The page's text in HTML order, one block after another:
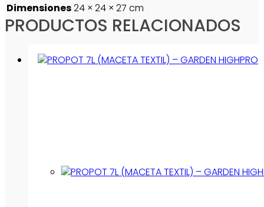
Dimensiones24 × 24 × 27 cm
PRODUCTOS RELACIONADOS